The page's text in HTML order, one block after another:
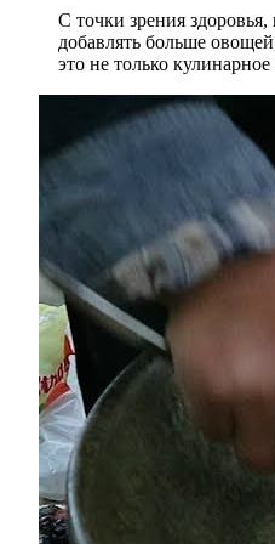
С точки зрения
добавлять больше
это не только